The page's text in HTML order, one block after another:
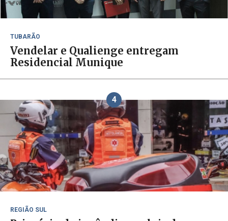
TUBARÃO
Vendelar e Qualienge entregam
Residencial Munique
4
REGIÃO SUL